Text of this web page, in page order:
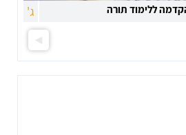
ללימוד תורה ג'